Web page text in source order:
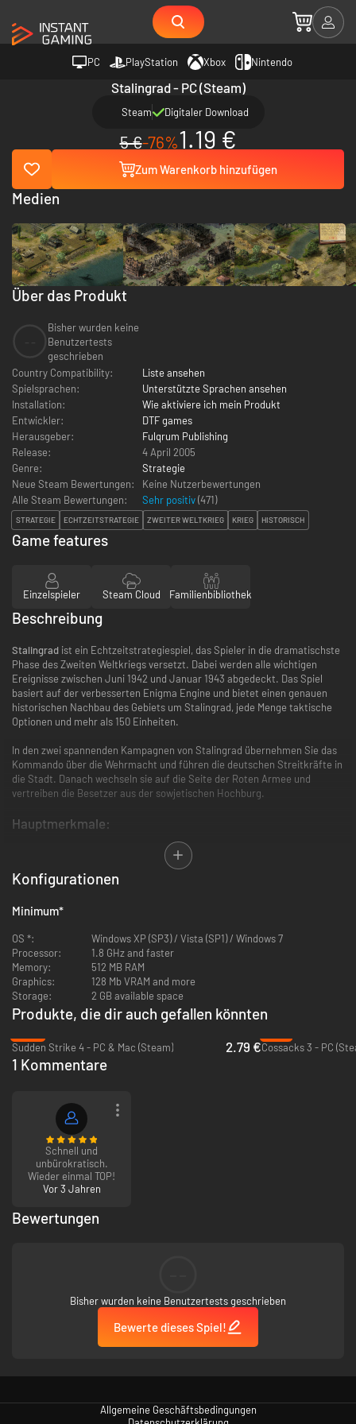
PC PlayStation Xbox Nintendo
Stalingrad - PC (Steam)
Steam Digitaler Download
5 €-76%1.19 €
Zum Warenkorb hinzufügen
Über das Produkt
Bisher wurden keine
Benutzertests
geschrieben
Country Compatibility:
Liste ansehen
Spielsprachen:
Unterstützte Sprachen ansehen
Installation:
Wie aktiviere ich mein Produkt
Entwickler:
DTF games
Herausgeber:
Fulqrum Publishing
Release:
4 April 2005
Genre:
Strategie
Neue Steam Bewertungen:
Keine Nutzerbewertungen
Alle Steam Bewertungen:
Sehr positiv(471)
STRATEGIE ECHTZEITSTRATEGIE ZWEITER WELTKRIEG KRIEG HISTORISCH
Medien
Game features
Einzelspieler Steam Cloud Familienbibliothek
Beschreibung
Stalingrad ist ein Echtzeitstrategiespiel, das Spieler in die dramatischste
Phase des Zweiten Weltkriegs versetzt. Dabei werden alle wichtigen
Ereignisse zwischen Juni 1942 und Januar 1943 abgedeckt. Das Spiel
basiert auf der verbesserten Enigma Engine und bietet einen genauen
historischen Nachbau des Gebiets um Stalingrad, jede Menge taktische
Optionen und mehr als 150 Einheiten.
In den zwei spannenden Kampagnen von Stalingrad übernehmen Sie das
Kommando über die Wehrmacht und führen die deutschen Streitkräfte in
die Stadt. Danach wechseln sie auf die Seite der Roten Armee und
vertreiben die Besetzer aus der sowjetischen Hochburg.
Hauptmerkmale:
Mehr als 150 verschiedene Einheiten, zwei Kampagnen mit 43
Missionen als Wehrmacht und Rote Armee
Die Missionen im Spiel wurden anhand von taktischen Karten und
Historische Gebäude wurden anhand von Archivbildern nachgebaut
Intensive Schlachten in der Stadt
Original-Soundtrack von der Band „Skafandr“
Konfigurationen
Minimum*
OS *:
Windows XP (SP3) / Vista (SP1) / Windows 7
Processor:
1.8 GHz and faster
Memory:
512 MB RAM
Graphics:
128 Mb VRAM and more
Storage:
2 GB available space
Produkte, die dir auch gefallen könnten
Sudden Strike 4 - PC & Mac (Steam)
2.79 €Cossacks 3 - PC
1 Kommentare
Schnell und
unbürokratisch.
Wieder einmal TOP!
Vor 3 Jahren
Bewertungen
Bisher wurden keine Benutzertests geschrieben
Bewerte dieses Spiel!
Allgemeine Geschäftsbedingungen